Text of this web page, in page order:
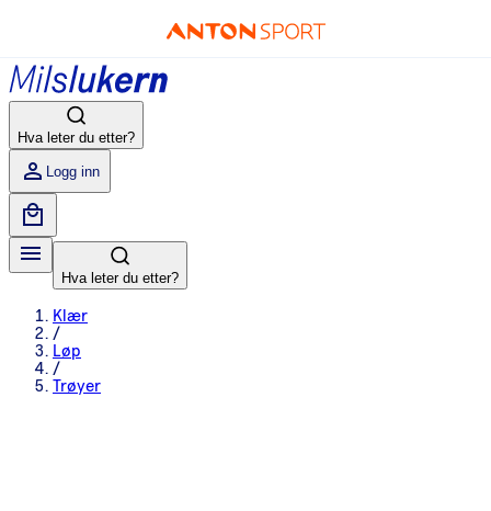
Hva leter du etter?
Logg inn
Hva leter du etter?
Klær
/
Løp
/
Trøyer